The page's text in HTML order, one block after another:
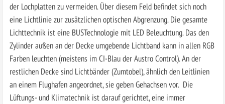
der Lochplatten zu vermeiden. Über diesem Feld befindet sich noch
eine Lichtlinie zur zusätzlichen optischen Abgrenzung. Die gesamte
Lichttechnik ist eine BUSTechnologie mit LED Beleuchtung. Das den
Zylinder außen an der Decke umgebende Lichtband kann in allen RGB
Farben leuchten (meistens im CI-Blau der Austro Control). An der
restlichen Decke sind Lichtbänder (Zumtobel), ähnlich den Leitlinien
an einem Flughafen angeordnet, sie geben Gehachsen vor. Die
Lüftungs- und Klimatechnik ist darauf gerichtet, eine immer